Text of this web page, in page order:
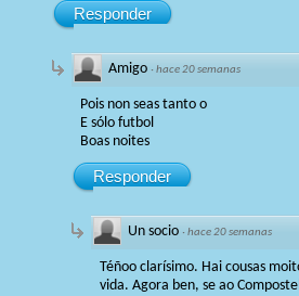
Responder
Amigo ·hace 20 semanas
Pois non seas tanto o
E sólo futbol
Boas noites
Responder
Un socio ·hace 20 semanas
Téñoo clarísimo. Hai cousas
vida. Agora ben, se ao